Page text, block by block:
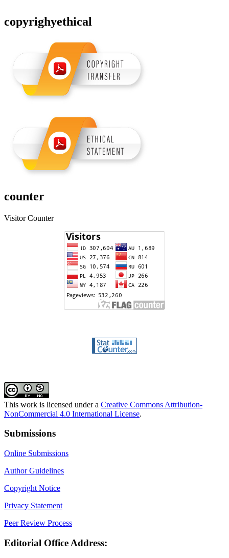
copyrighyethical
counter
Visitor Counter
This work is licensed under a Creative Commons Attribution-
NonCommercial 4.0 International License.
Submissions
Online Submissions
Author Guidelines
Copyright Notice
Privacy Statement
Peer Review Process
Editorial Office Address: